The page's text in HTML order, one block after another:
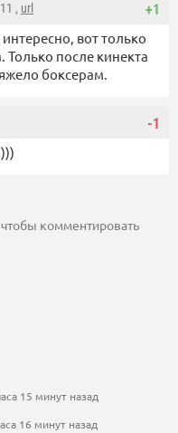
+1
, url
вот только
Только после кинекта
боксерам.
-1
комментировать
15 минут назад
16 минут назад